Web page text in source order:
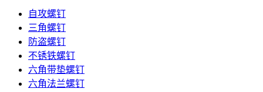
自攻螺钉
三角螺钉
防盗螺钉
不锈铁螺钉
六角带垫螺钉
六角法兰螺钉